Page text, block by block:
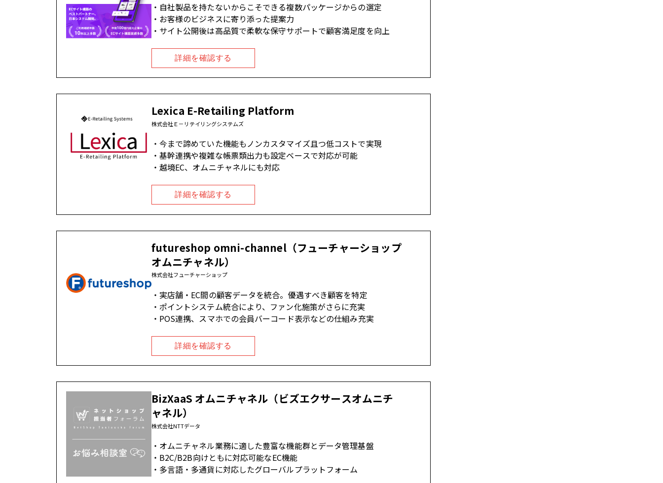
自社製品を持たないからこそできる複数パッケージからの選定
お客様のビジネスに寄り添った提案力
サイト公開後は高品質で柔軟な保守サポートで顧客満足度を向上
詳細を確認する
Lexica E-Retailing Platform
株式会社Ｅ－リテイリングシステムズ
今まで諦めていた機能もノンカスタマイズ且つ低コストで実現
基幹連携や複雑な帳票類出力も設定ベースで対応が可能
越境EC、オムニチャネルにも対応
詳細を確認する
futureshop omni-channel（フューチャーショップ
オムニチャネル）
株式会社フューチャーショップ
実店舗・EC間の顧客データを統合。優遇すべき顧客を特定
ポイントシステム統合により、ファン化施策がさらに充実
POS連携、スマホでの会員バーコード表示などの仕組み充実
詳細を確認する
BizXaaS オムニチャネル（ビズエクサースオムニチ
ャネル）
株式会社NTTデータ
オムニチャネル業務に適した豊富な機能群とデータ管理基盤
B2C/B2B向けともに対応可能なEC機能
多言語・多通貨に対応したグローバルプラットフォーム